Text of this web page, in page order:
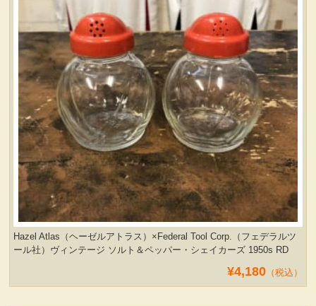
Hazel Atlas（ヘーゼルアトラス）×Federal Tool Corp.（フェデラルツ
ール社）ヴィンテージ ソルト＆ペッパー・シェイカーズ 1950s RD
¥4,180（税込）